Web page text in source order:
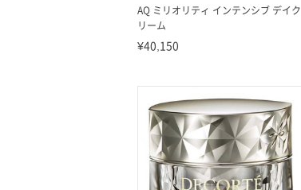
AQ ミリオリティ インテンシブ デイク
リーム
¥40,150